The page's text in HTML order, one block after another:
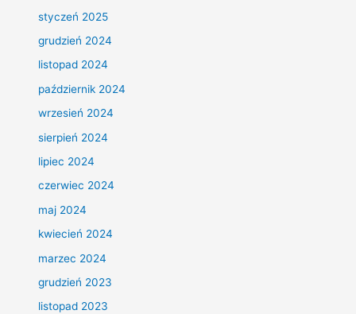
styczeń 2025
grudzień 2024
listopad 2024
październik 2024
wrzesień 2024
sierpień 2024
lipiec 2024
czerwiec 2024
maj 2024
kwiecień 2024
marzec 2024
grudzień 2023
listopad 2023